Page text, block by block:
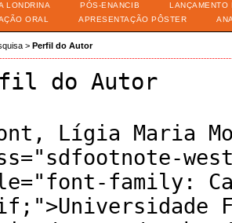
LONDRINA
PÓS-ENANCIB
LANÇAMENTO
ORAL
APRESENTAÇÃO PÔSTER
> Perfil do Autor
do Autor
Lígia Maria
family: